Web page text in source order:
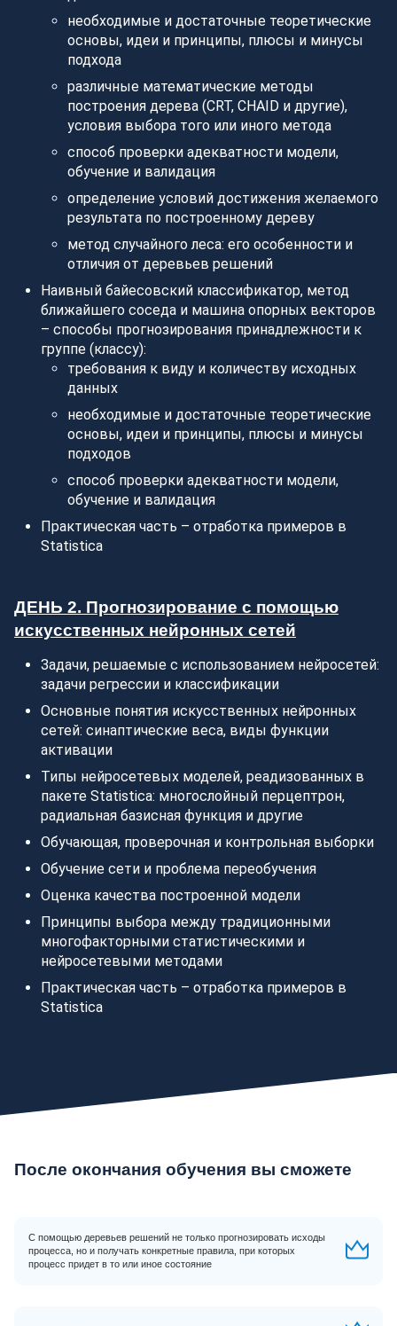
необходимые и достаточные теоретические
основы, идеи и принципы, плюсы и минусы
подхода
различные математические методы
построения дерева (CRT, CHAID и другие),
условия выбора того или иного метода
способ проверки адекватности модели,
обучение и валидация
определение условий достижения желаемого
результата по построенному дереву
метод случайного леса: его особенности и
отличия от деревьев решений
Наивный байесовский классификатор, метод
ближайшего соседа и машина опорных векторов
– способы прогнозирования принадлежности к
группе (классу):
требования к виду и количеству исходных
данных
необходимые и достаточные теоретические
основы, идеи и принципы, плюсы и минусы
подходов
способ проверки адекватности модели,
обучение и валидация
Практическая часть – отработка примеров в
Statistica
ДЕНЬ 2. Прогнозирование с помощью
искусственных нейронных сетей
Задачи, решаемые с использованием нейросетей:
задачи регрессии и классификации
Основные понятия искусственных нейронных
сетей: синаптические веса, виды функции
активации
Типы нейросетевых моделей, реадизованных в
пакете Statistica: многослойный перцептрон,
радиальная базисная функция и другие
Обучающая, проверочная и контрольная выборки
Обучение сети и проблема переобучения
Оценка качества построенной модели
Принципы выбора между традиционными
многофакторными статистическими и
нейросетевыми методами
Практическая часть – отработка примеров в
Statistica
После окончания обучения вы сможете
С помощью деревьев решений не только прогнозировать исходы
процесса, но и получать конкретные правила, при которых
процесс придет в то или иное состояние